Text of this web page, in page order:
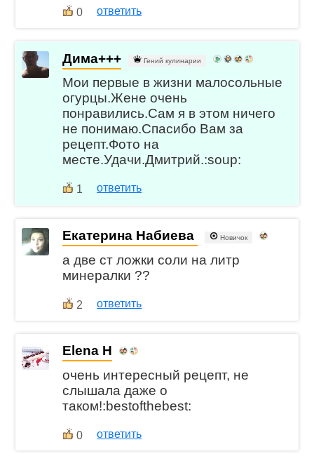
0 ответить
Дима+++ Гений кулинарии
Мои первые в жизни малосольные
огурцы.Жене очень
понравились.Сам я в этом ничего
не понимаю.Спасибо Вам за
рецепт.Фото на
месте.Удачи.Дмитрий.:soup:
1 ответить
Екатерина Набиева Новичок
а две ст ложки соли на литр
минералки ??
2 ответить
Elena H
очень интересный рецепт, не
слышала даже о
таком!:bestofthebest:
0 ответить